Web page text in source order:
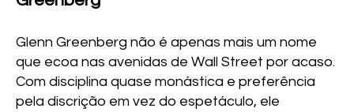
Glenn Greenberg não é apenas mais um nome
que ecoa nas avenidas de Wall Street por acaso.
Com disciplina quase monástica e preferência
pela discrição em vez do espetáculo, ele